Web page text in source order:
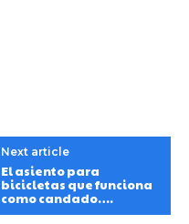
Next article
El asiento para
bicicletas que funciona
como candado….